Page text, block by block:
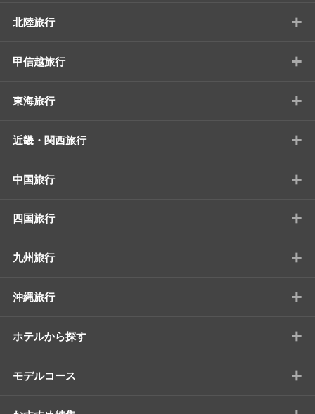
北陸旅行 +
甲信越旅行 +
東海旅行 +
近畿・関西旅行 +
中国旅行 +
四国旅行 +
九州旅行 +
沖縄旅行 +
ホテルから探す +
モデルコース +